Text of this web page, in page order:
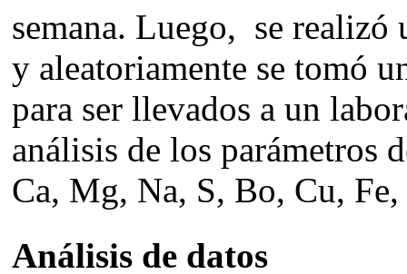
semana. Luego, se realizó
y aleatoriamente se tomó
para ser llevados a un
análisis de los parámetros
Ca, Mg, Na, S, Bo, Cu,
Análisis de datos